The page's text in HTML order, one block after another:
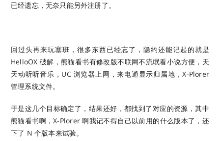
已经遗忘，无奈只能另外注册了。
回过头再来玩塞班，很多东西已经忘了，隐约还能记起的就是
HelloOX 破解，熊猫看书有修改版不联网不流氓看小说方便，天
天动听听音乐，UC 浏览器上网，来电通显示归属地，X-Plorer
管理系统文件。
于是这几个目标确定了，结果还好，都找到了对应的资源，其中
熊猫看书啊，X-Plorer 啊我记不得自己以前用的什么版本了，还
下了 N 个版本来试验。